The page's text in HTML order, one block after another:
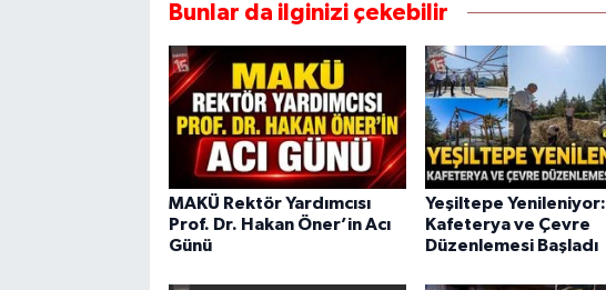
Bunlar da ilginizi çekebilir
MAKÜ Rektör Yardımcısı
Prof. Dr. Hakan Öner’in Acı
Günü
Yeşiltepe Yenileniyor:
Kafeterya ve Çevre
Düzenlemesi Başladı